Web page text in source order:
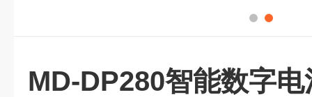
MD-DP280智能数字